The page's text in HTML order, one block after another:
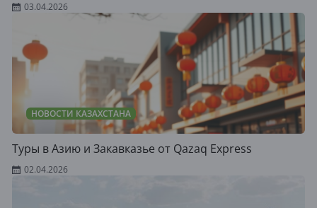
03.04.2026
НОВОСТИ КАЗАХСТАНА
Туры в Азию и Закавказье от Qazaq Express
02.04.2026